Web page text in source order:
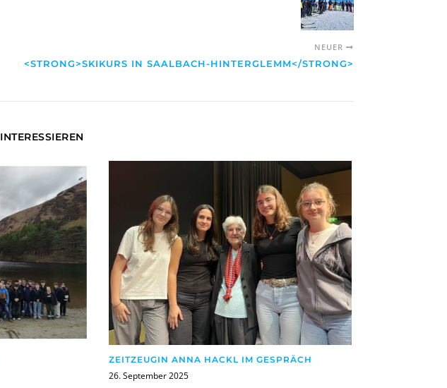
NEUER
<STRONG>SKIKURS IN SAALBACH-HINTERGLEMM</STRONG>
ZEITZEUGIN ANNA HACKL IM GESPRÄCH
26. September 2025